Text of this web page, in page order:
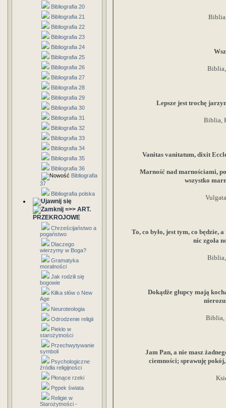
Bibliografia 20
Bibliografia 21
Bibliografia 22
Bibliografia 23
Bibliografia 24
Bibliografia 25
Bibliografia 26
Bibliografia 27
Bibliografia 28
Bibliografia 29
Bibliografia 30
Bibliografia 31
Bibliografia 32
Bibliografia 33
Bibliografia 34
Bibliografia 35
Bibliografia 36
Bibliografia
37
Bibliografia polska
=>> ART.
PRZEKROJOWE
Chrześcijaństwo a
pogaństwo
Dlaczego
wierzymy w Boga?
Gramatyka
moralności
Jak rodzili się
bogowie
Kilka słów o New
Age
Neuroteologia
Odrodzenie religii
Piekło w
starożytności
Przechwytywanie
symboli
Psychologiczne
źródła religijności
Płonące rzeki
Pępek świata
Religie w
Starożytności -
Biblia,
Lepsze jest trochę
Biblia,
Vanitas vanitatum, dixit
Marność nad marnościami,
wszystko
To, co było, jest tym, co będzie,
nic zgoła
Biblia,
Dokądże głupcy mają
Biblia,
Jam Pan, a nie masz
ciemności; sprawuję